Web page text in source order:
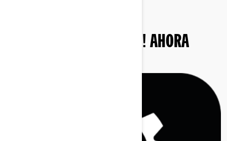
DESCARGA BRP GO! AHORA